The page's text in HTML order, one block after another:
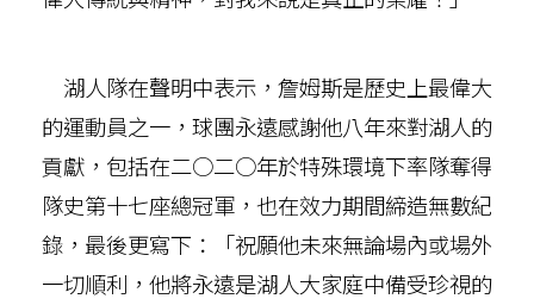
湖人隊在聲明中表示，詹姆斯是歷史上最偉大
的運動員之一，球團永遠感謝他八年來對湖人的
貢獻，包括在二○二○年於特殊環境下率隊奪得
隊史第十七座總冠軍，也在效力期間締造無數紀
錄，最後更寫下：「祝願他未來無論場內或場外
一切順利，他將永遠是湖人大家庭中備受珍視的